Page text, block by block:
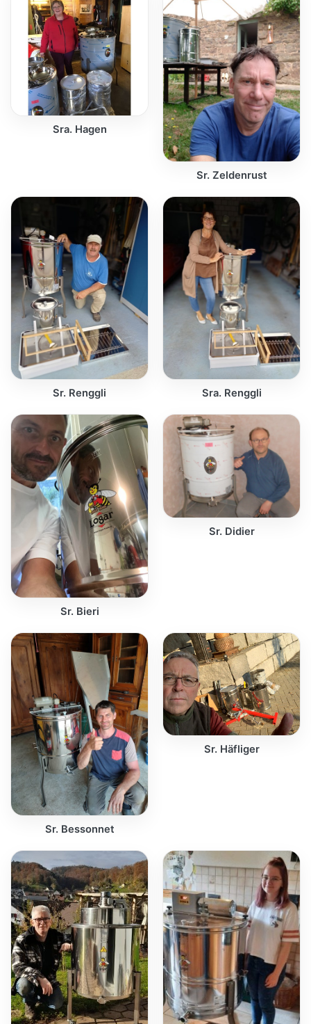
Sra. Hagen
Sr. Zeldenrust
Sr. Renggli Sra. Renggli
Sr. Bieri
Sr. Didier
Sr. Bessonnet
Sr. Häfliger